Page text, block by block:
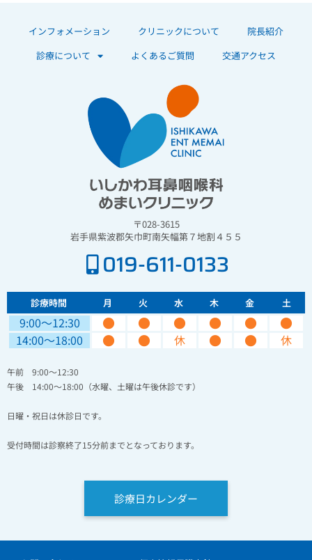
インフォメーション クリニックについて
院長紹介
診療について
よくあるご質問 交通アクセス
〒028-3615
岩手県紫波郡矢巾町南矢幅第７地割４５５
019-611-0133
診療時間 月 火 水 木 金 土
9:00〜12:30 ● ● ● ● ● ●
14:00〜18:00 ● ● 休 ● ● 休
午前 9:00～12:30
午後 14:00～18:00（水曜、土曜は午後休診です）
日曜・祝日は休診日です。
受付時間は診察終了15分前までとなっております。
診療日カレンダー